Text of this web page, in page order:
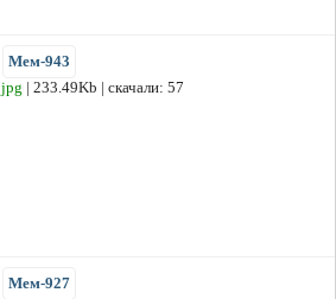
Мем-943
jpg | 233.49Kb | скачали: 57
Мем-927